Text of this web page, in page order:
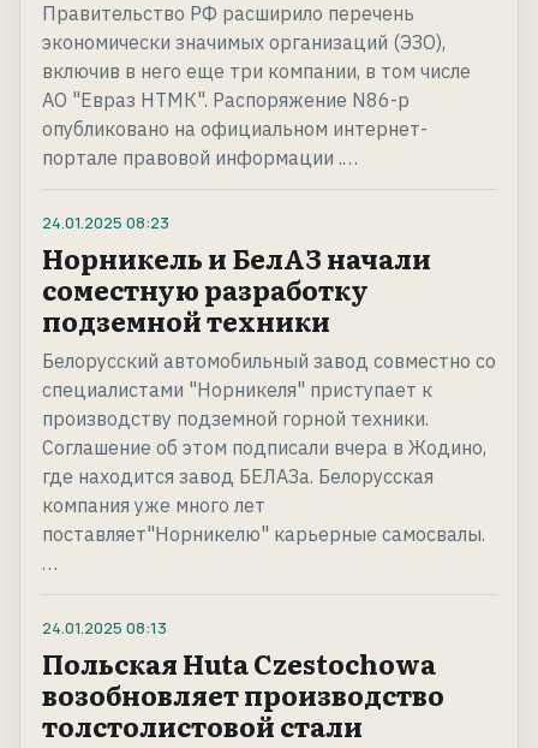
Правительство РФ расширило перечень
экономически значимых организаций (ЭЗО),
включив в него еще три компании, в том числе
АО "Евраз НТМК". Распоряжение N86-р
опубликовано на официальном интернет-
портале правовой информации .…
24.01.2025 08:23
Норникель и БелАЗ начали
соместную разработку
подземной техники
Белорусский автомобильный завод совместно со
специалистами "Норникеля" приступает к
производству подземной горной техники.
Соглашение об этом подписали вчера в Жодино,
где находится завод БЕЛАЗа. Белорусская
компания уже много лет
поставляет"Норникелю" карьерные самосвалы.
…
24.01.2025 08:13
Польская Huta Czestochowa
возобновляет производство
толстолистовой стали